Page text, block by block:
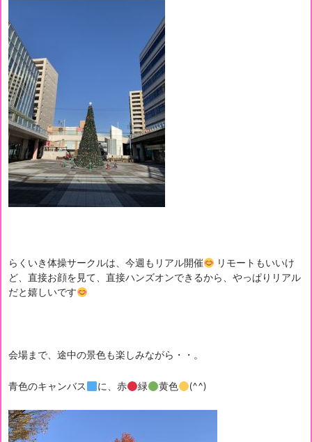
らくいき体操サークルは、今週もリアル開催
リモートもいいけ
ど、直接お顔を見て、直接ハンズオンできるから、やっぱりリアル
だと嬉しいです
会場まで、途中の景色も楽しみながら・・。
青色のキャンバス に、赤 緑 黄色 (^^)